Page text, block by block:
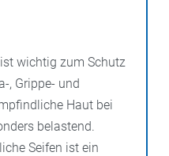
Die Pflege sollte
was mehr Schutz
ergänzen dies.
ist wichtig zum Schutz
, Grippe- und
Haut bei
belastend.
Seifen ist ein